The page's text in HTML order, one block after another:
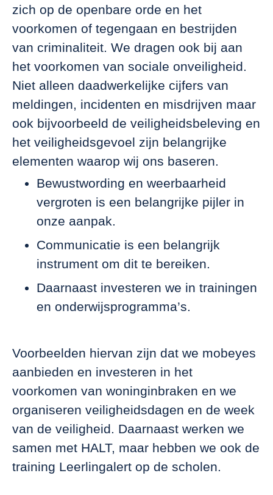
zich op de openbare orde en het
voorkomen of tegengaan en bestrijden
van criminaliteit. We dragen ook bij aan
het voorkomen van sociale onveiligheid.
Niet alleen daadwerkelijke cijfers van
meldingen, incidenten en misdrijven maar
ook bijvoorbeeld de veiligheidsbeleving en
het veiligheidsgevoel zijn belangrijke
elementen waarop wij ons baseren.
Bewustwording en weerbaarheid
vergroten is een belangrijke pijler in
onze aanpak.
Communicatie is een belangrijk
instrument om dit te bereiken.
Daarnaast investeren we in trainingen
en onderwijsprogramma’s.
Voorbeelden hiervan zijn dat we mobeyes
aanbieden en investeren in het
voorkomen van woninginbraken en we
organiseren veiligheidsdagen en de week
van de veiligheid. Daarnaast werken we
samen met HALT, maar hebben we ook de
training Leerlingalert op de scholen.